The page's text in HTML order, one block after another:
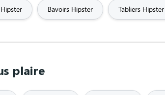
Bavoirs Hipster Tabliers Hipster
plaire